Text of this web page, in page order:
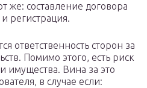
же: составление договора
регистрация.
ответственность сторон за
Помимо этого, есть риск
имущества. Вина за это
в случае если: